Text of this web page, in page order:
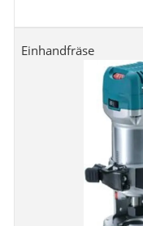
Einhandfräse